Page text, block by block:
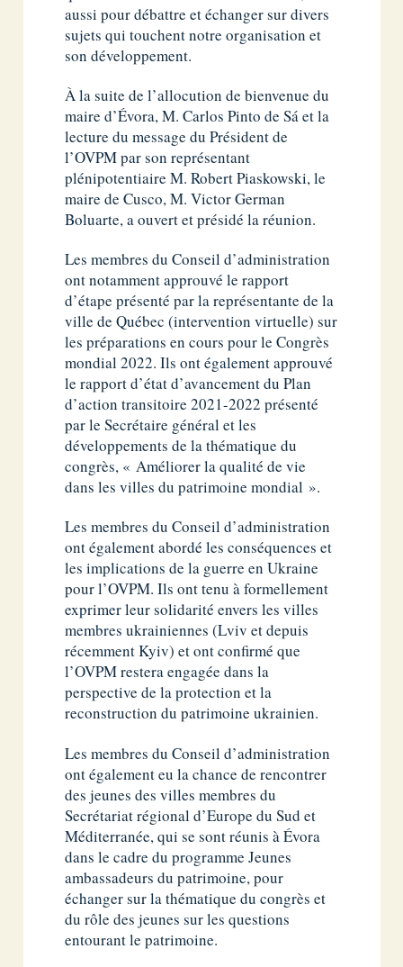
aussi pour débattre et échanger sur divers
sujets qui touchent notre organisation et
son développement.
À la suite de l’allocution de bienvenue du
maire d’Évora, M. Carlos Pinto de Sá et la
lecture du message du Président de
l’OVPM par son représentant
plénipotentiaire M. Robert Piaskowski, le
maire de Cusco, M. Victor German
Boluarte, a ouvert et présidé la réunion.
Les membres du Conseil d’administration
ont notamment approuvé le rapport
d’étape présenté par la représentante de la
ville de Québec (intervention virtuelle) sur
les préparations en cours pour le Congrès
mondial 2022. Ils ont également approuvé
le rapport d’état d’avancement du Plan
d’action transitoire 2021-2022 présenté
par le Secrétaire général et les
développements de la thématique du
congrès, « Améliorer la qualité de vie
dans les villes du patrimoine mondial ».
Les membres du Conseil d’administration
ont également abordé les conséquences et
les implications de la guerre en Ukraine
pour l’OVPM. Ils ont tenu à formellement
exprimer leur solidarité envers les villes
membres ukrainiennes (Lviv et depuis
récemment Kyiv) et ont confirmé que
l’OVPM restera engagée dans la
perspective de la protection et la
reconstruction du patrimoine ukrainien.
Les membres du Conseil d’administration
ont également eu la chance de rencontrer
des jeunes des villes membres du
Secrétariat régional d’Europe du Sud et
Méditerranée, qui se sont réunis à Évora
dans le cadre du programme Jeunes
ambassadeurs du patrimoine, pour
échanger sur la thématique du congrès et
du rôle des jeunes sur les questions
entourant le patrimoine.